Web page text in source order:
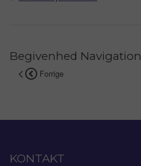
Begivenhed Navigation
Forrige
KONTAKT